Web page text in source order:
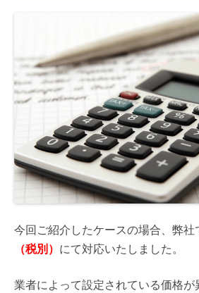
今回ご紹介したケースの場合、弊社
（税別） にて対応いたしました。
業者によって設定されている価格